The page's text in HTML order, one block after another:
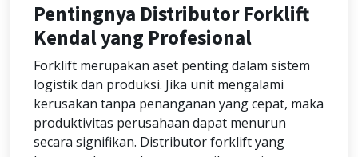
Pentingnya Distributor Forklift
Kendal yang Profesional
Forklift merupakan aset penting dalam sistem
logistik dan produksi. Jika unit mengalami
kerusakan tanpa penanganan yang cepat, maka
produktivitas perusahaan dapat menurun
secara signifikan. Distributor forklift yang